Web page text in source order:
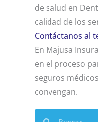
de salud en
calidad de los
Contáctanos al
En Majusa
en el proceso
seguros
convengan.
Buscar